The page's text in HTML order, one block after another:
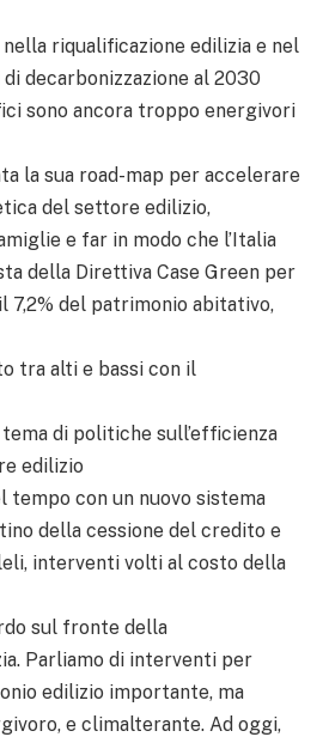
riqualificazione edilizia e nel
decarbonizzazione al 2030
sono ancora troppo energivori
la sua road-map per accelerare
del settore edilizio,
e far in modo che l’Italia
della Direttiva Case Green per
7,2% del patrimonio abitativo,
tra alti e bassi con il
di politiche sull’efficienza
edilizio
tempo con un nuovo sistema
della cessione del credito e
interventi volti al costo della
sul fronte della
Parliamo di interventi per
edilizio importante, ma
e climalterante. Ad oggi,